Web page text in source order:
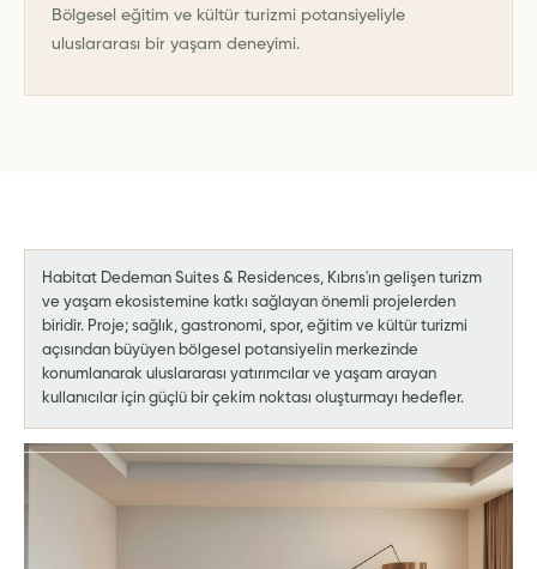
Bölgesel eğitim ve kültür turizmi potansiyeliyle
uluslararası bir yaşam deneyimi.
Habitat Dedeman Suites & Residences, Kıbrıs'ın gelişen turizm
ve yaşam ekosistemine katkı sağlayan önemli projelerden
biridir. Proje; sağlık, gastronomi, spor, eğitim ve kültür turizmi
açısından büyüyen bölgesel potansiyelin merkezinde
konumlanarak uluslararası yatırımcılar ve yaşam arayan
kullanıcılar için güçlü bir çekim noktası oluşturmayı hedefler.